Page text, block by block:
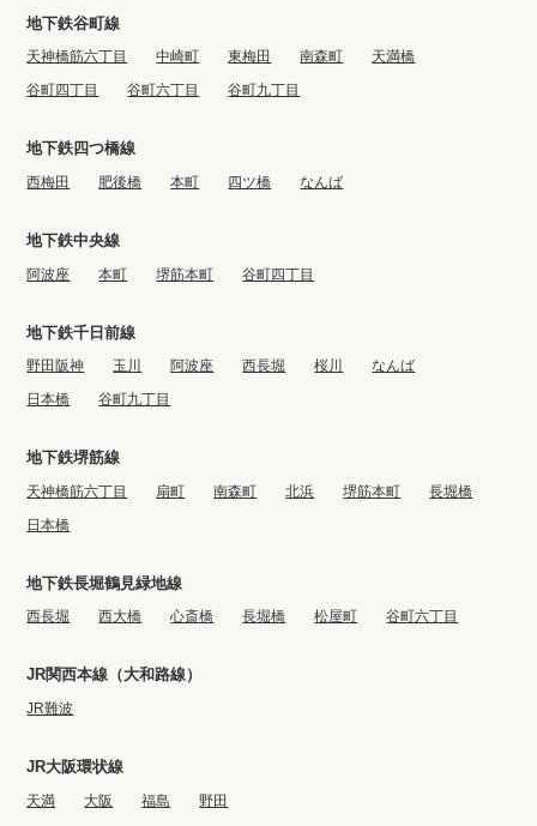
地下鉄谷町線
天神橋筋六丁目 中崎町 東梅田 南森町
天満橋
谷町四丁目
谷町六丁目 谷町九丁目
地下鉄四つ橋線
西梅田 肥後橋 本町 四ツ橋 なんば
地下鉄中央線
阿波座 本町 堺筋本町 谷町四丁目
地下鉄千日前線
野田阪神 玉川 阿波座 西長堀 桜川
なんば
日本橋
谷町九丁目
地下鉄堺筋線
天神橋筋六丁目 扇町 南森町 北浜 堺筋本町
長堀橋
日本橋
地下鉄長堀鶴見緑地線
西長堀 西大橋 心斎橋 長堀橋 松屋町 谷町六丁目
JR関西本線（大和路線）
JR難波
JR大阪環状線
天満 大阪 福島 野田